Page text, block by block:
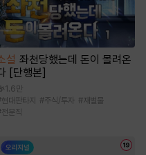
설 좌천당했는데 돈이 몰려온
[단행본]
1.6만
현대판타지 #주식/투자 #재벌물
전문직